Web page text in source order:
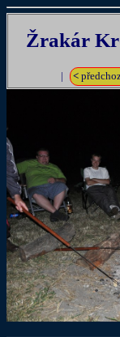
Žrakár
<